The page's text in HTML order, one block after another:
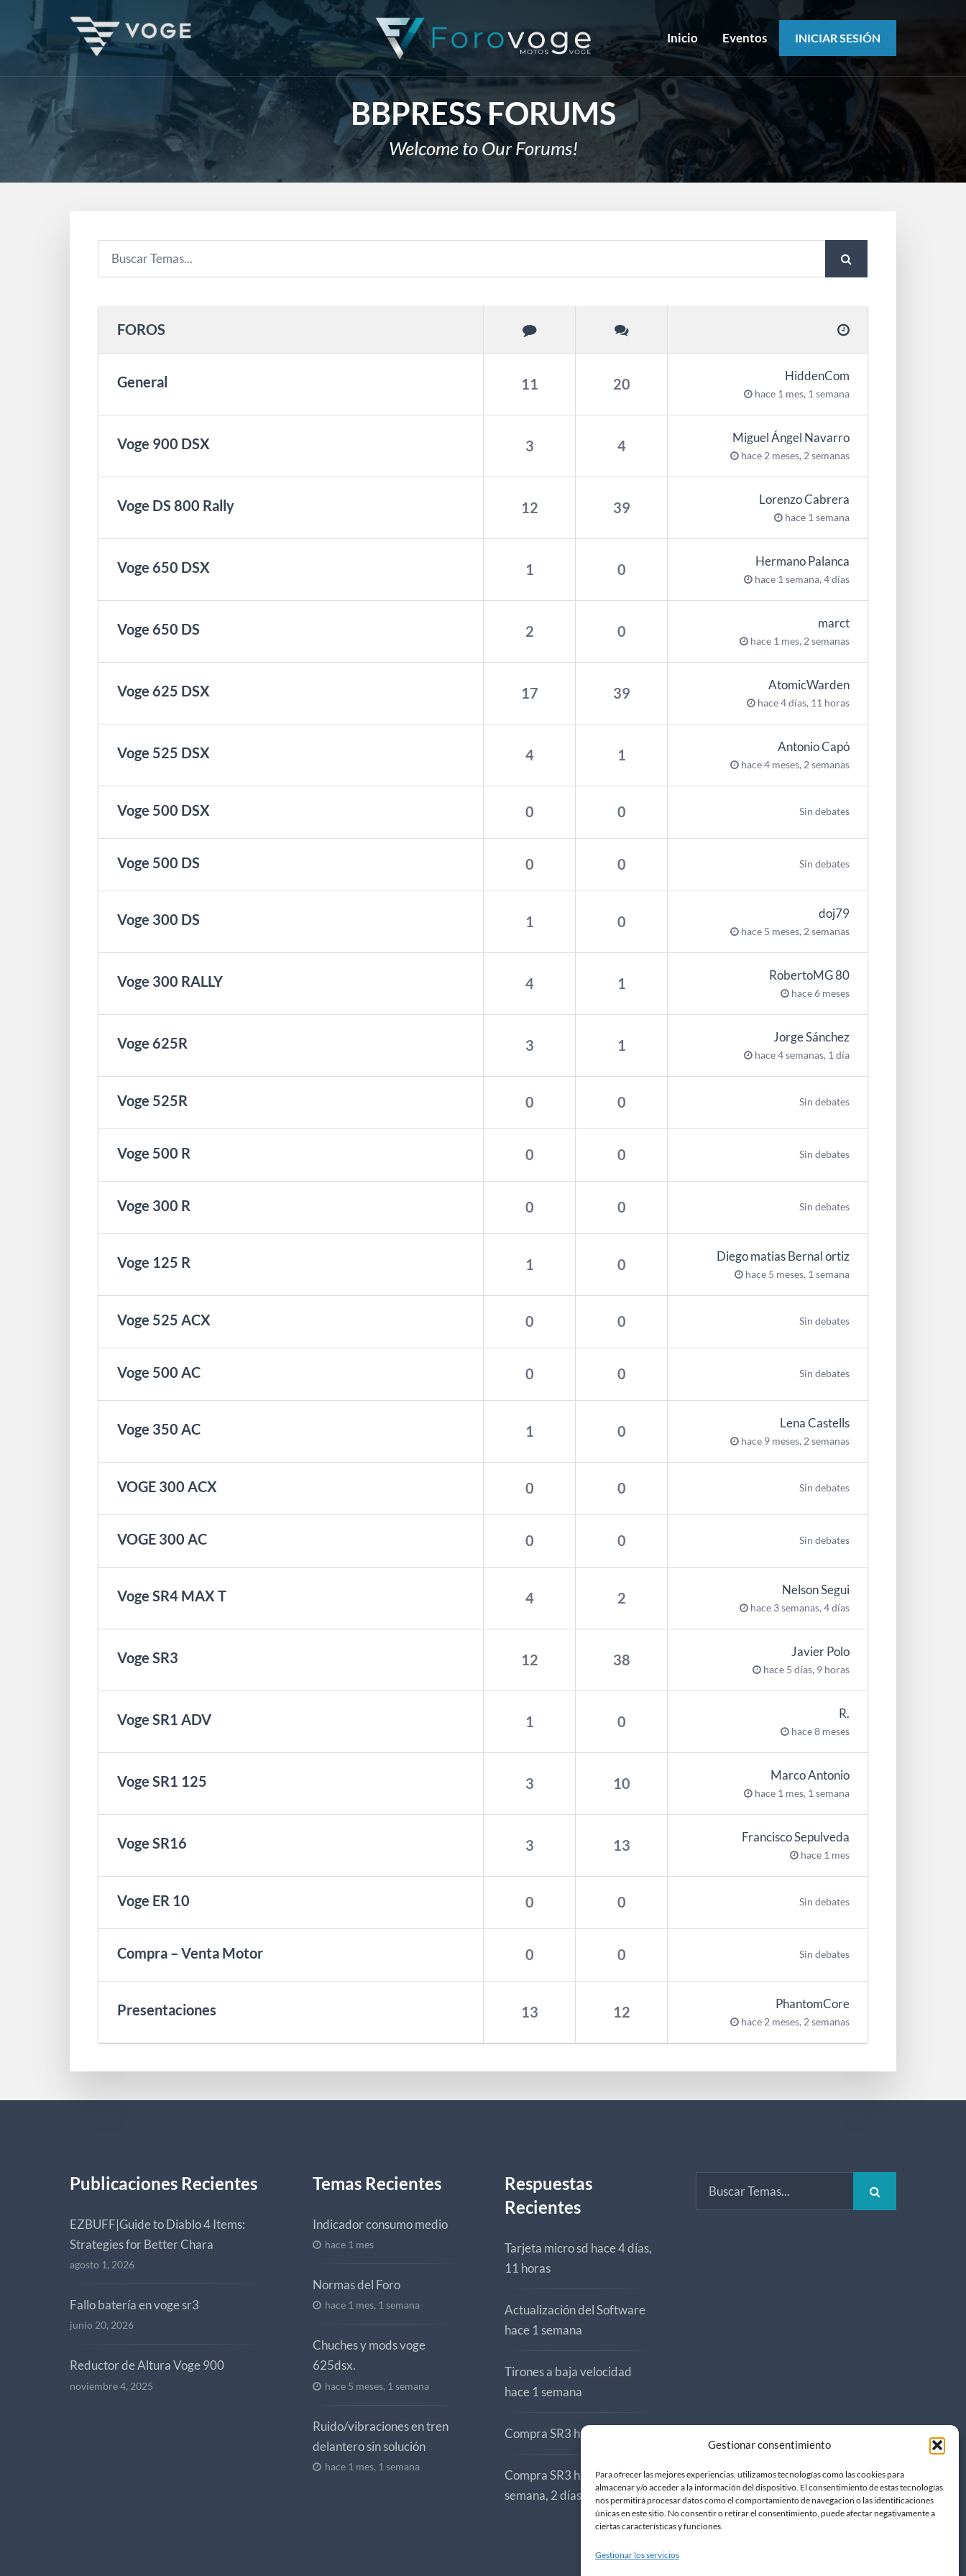
Gestionar consentimiento
Para ofrecer las mejores experiencias, utilizamos tecnologías como las cookies para
almacenar y/o acceder a la información del dispositivo. El consentimiento de estas tecnologías
nos permitirá procesar datos como el comportamiento de navegación o las identificaciones
únicas en este sitio. No consentir o retirar el consentimiento, puede afectar negativamente a
ciertas características y funciones.
Gestionar los servicios
Inicio Eventos INICIAR SESIÓN
BBPRESS FORUMS
Welcome to Our Forums!
FOROS
General 11 20
HiddenCom
hace 1 mes, 1 semana
Voge 900 DSX 3 4
Miguel Ángel Navarro
hace 2 meses, 2 semanas
Voge DS 800 Rally 12 39
Lorenzo Cabrera
hace 1 semana
Voge 650 DSX 1 0
Hermano Palanca
hace 1 semana, 4 días
Voge 650 DS 2 0
marct
hace 1 mes, 2 semanas
Voge 625 DSX 17 39
AtomicWarden
hace 4 días, 11 horas
Voge 525 DSX 4 1
Antonio Capó
hace 4 meses, 2 semanas
Voge 500 DSX 0 0 Sin debates
Voge 500 DS 0 0 Sin debates
Voge 300 DS 1 0
doj79
hace 5 meses, 2 semanas
Voge 300 RALLY 4 1
RobertoMG 80
hace 6 meses
Voge 625R 3 1
Jorge Sánchez
hace 4 semanas, 1 día
Voge 525R 0 0 Sin debates
Voge 500 R 0 0 Sin debates
Voge 300 R 0 0 Sin debates
Voge 125 R 1 0
Diego matias Bernal ortiz
hace 5 meses, 1 semana
Voge 525 ACX 0 0 Sin debates
Voge 500 AC 0 0 Sin debates
Voge 350 AC 1 0
Lena Castells
hace 9 meses, 2 semanas
VOGE 300 ACX 0 0 Sin debates
VOGE 300 AC 0 0 Sin debates
Voge SR4 MAX T 4 2
Nelson Segui
hace 3 semanas, 4 días
Voge SR3 12 38
Javier Polo
hace 5 días, 9 horas
Voge SR1 ADV 1 0
R.
hace 8 meses
Voge SR1 125 3 10
Marco Antonio
hace 1 mes, 1 semana
Voge SR16 3 13
Francisco Sepulveda
hace 1 mes
Voge ER 10 0 0 Sin debates
Compra – Venta Motor 0 0 Sin debates
Presentaciones 13 12
PhantomCore
hace 2 meses, 2 semanas
Publicaciones Recientes
EZBUFF|Guide to Diablo 4 Items:
Strategies for Better Chara
agosto 1, 2026
Fallo batería en voge sr3
junio 20, 2026
Reductor de Altura Voge 900
noviembre 4, 2025
Temas Recientes
Indicador consumo medio
hace 1 mes
Normas del Foro
hace 1 mes, 1 semana
Chuches y mods voge
625dsx.
hace 5 meses, 1 semana
Ruido/vibraciones en tren
delantero sin solución
hace 1 mes, 1 semana
Respuestas
Recientes
Tarjeta micro sd hace 4 días,
11 horas
Actualización del Software
hace 1 semana
Tirones a baja velocidad
hace 1 semana
Compra SR3 hace 1 semana
Compra SR3 hace 1
semana, 2 días